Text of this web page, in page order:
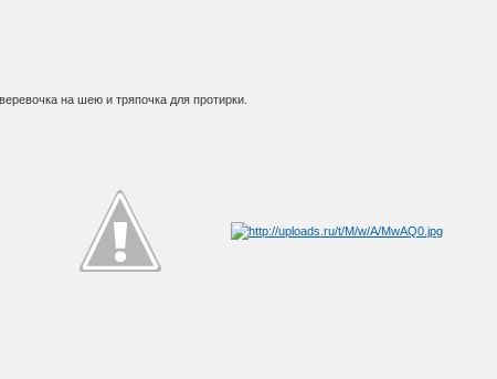
на шею и тряпочка для протирки.